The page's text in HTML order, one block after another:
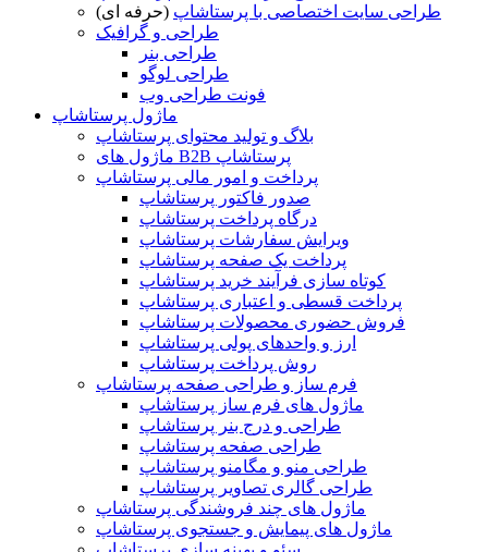
طراحی سایت اختصاصی با پرستاشاپ (حرفه ای)
طراحی و گرافیک
طراحی بنر
طراحی لوگو
فونت طراحی وب
ماژول پرستاشاپ
بلاگ و تولید محتوای پرستاشاپ
ماژول های B2B پرستاشاپ
پرداخت و امور مالی پرستاشاپ
صدور فاکتور پرستاشاپ
درگاه پرداخت پرستاشاپ
ویرایش سفارشات پرستاشاپ
پرداخت یک صفحه پرستاشاپ
کوتاه سازی فرآیند خرید پرستاشاپ
پرداخت قسطی و اعتباری پرستاشاپ
فروش حضوری محصولات پرستاشاپ
ارز و واحدهای پولی پرستاشاپ
روش پرداخت پرستاشاپ
فرم ساز و طراحی صفحه پرستاشاپ
ماژول های فرم ساز پرستاشاپ
طراحی و درج بنر پرستاشاپ
طراحی صفحه پرستاشاپ
طراحی منو و مگامنو پرستاشاپ
طراحی گالری تصاویر پرستاشاپ
ماژول های چند فروشندگی پرستاشاپ
ماژول های پیمایش و جستجوی پرستاشاپ